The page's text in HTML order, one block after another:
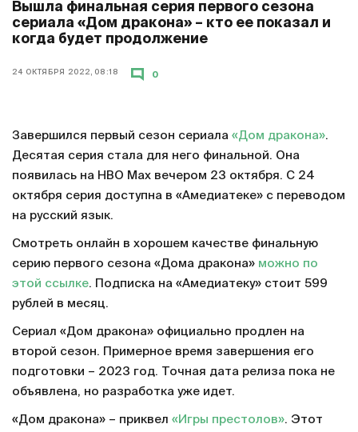
Вышла финальная серия первого сезона
сериала «Дом дракона» – кто ее показал и
когда будет продолжение
24 ОКТЯБРЯ 2022, 08:18 0
Завершился первый сезон сериала «Дом дракона».
Десятая серия стала для него финальной. Она
появилась на HBO Max вечером 23 октября. С 24
октября серия доступна в «Амедиатеке» с переводом
на русский язык.
Смотреть онлайн в хорошем качестве финальную
серию первого сезона «Дома дракона» можно по
этой ссылке. Подписка на «Амедиатеку» стоит 599
рублей в месяц.
Сериал «Дом дракона» официально продлен на
второй сезон. Примерное время завершения его
подготовки – 2023 год. Точная дата релиза пока не
объявлена, но разработка уже идет.
«Дом дракона» – приквел «Игры престолов». Этот